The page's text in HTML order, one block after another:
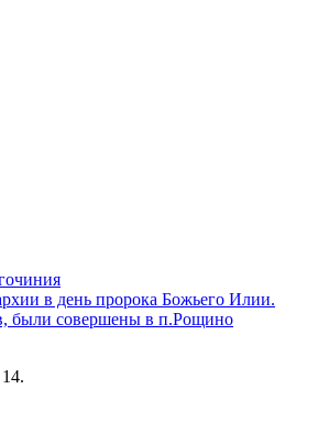
в день пророка Божьего Илии.
были совершены в п.Рощино